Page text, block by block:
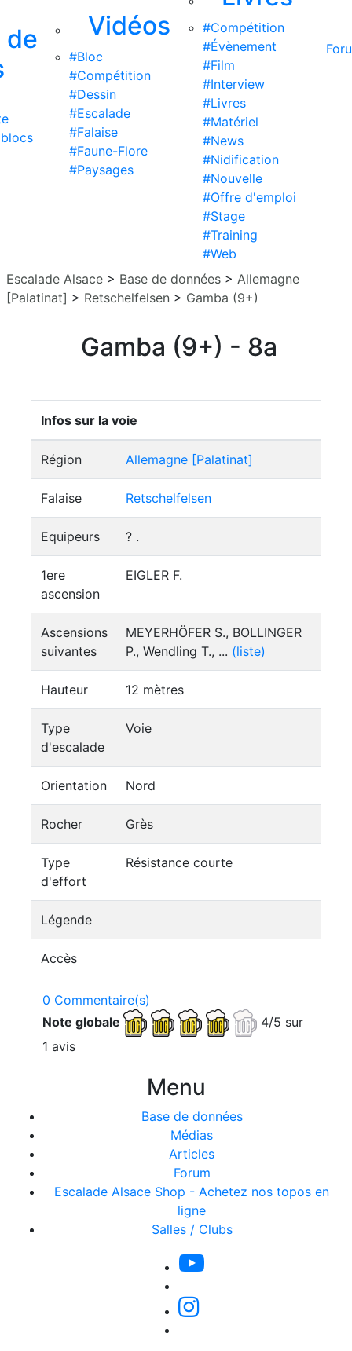
de
Vidéos
#Bloc
#Compétition
#Dessin
#Escalade
#Falaise
#Faune-Flore
#Paysages
#Compétition
#Évènement
#Film
#Interview
#Livres
#Matériel
#News
#Nidification
#Nouvelle
#Offre d'emploi
#Stage
#Training
#Web
Escalade Alsace > Base de données > Allemagne
[Palatinat] > Retschelfelsen > Gamba (9+)
Gamba (9+) - 8a
Infos sur la voie
Région Allemagne [Palatinat]
Falaise Retschelfelsen
Equipeurs ? .
1ere
ascension
EIGLER F.
Ascensions
suivantes
MEYERHÖFER S., BOLLINGER
P., Wendling T., ... (liste)
Hauteur 12 mètres
Type
d'escalade
Voie
Orientation Nord
Rocher Grès
Type
d'effort
Résistance courte
Légende
Accès
0 Commentaire(s)
Note globale
4/5 sur
1 avis
Menu
Base de données
Médias
Articles
Forum
Escalade Alsace Shop - Achetez nos topos en
ligne
Salles / Clubs